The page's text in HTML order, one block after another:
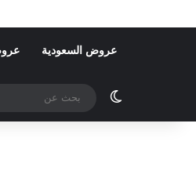
عروض السعودية
الوضع المظلم